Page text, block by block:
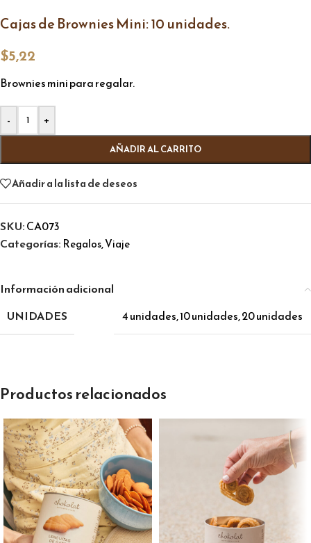
Cajas de Brownies Mini: 10 unidades.
$5,22
Brownies mini para regalar.
- +
AÑADIR AL CARRITO
Alternative:
Añadir a la lista de deseos
SKU:CA073
Categorías: Regalos,Viaje
Información adicional
UNIDADES
4 unidades,10 unidades,20 unidades
Productos relacionados